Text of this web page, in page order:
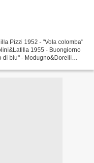
Pizzi 1952 - "Vola colomba"
1955 - Buongiorno
di blu" - Modugno&Dorelli